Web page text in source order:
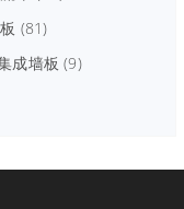
(81)
成墙板 (9)